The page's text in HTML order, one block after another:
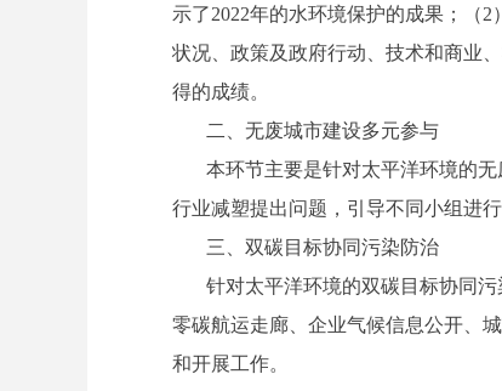
示了2022年的水环境保护的成果；（
状况、政策及政府行动、技术和商业
得的成绩。
二、无废城市建设多元参与
本环节主要是针对太平洋环境的
行业减塑提出问题，引导不同小组进
三、双碳目标协同污染防治
针对太平洋环境的双碳目标协同
零碳航运走廊、企业气候信息公开、
和开展工作。